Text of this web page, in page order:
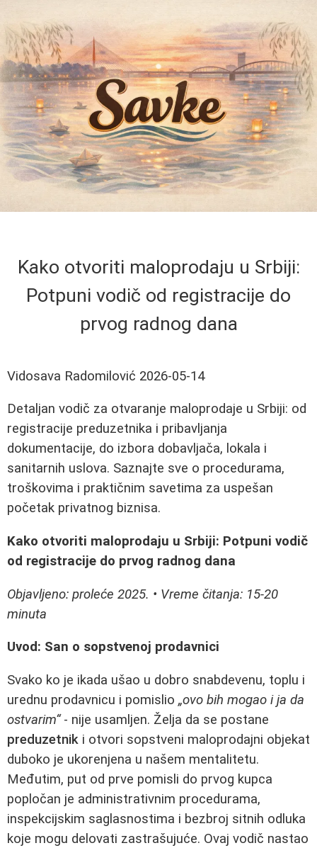
Kako otvoriti maloprodaju u Srbiji:
Potpuni vodič od registracije do
prvog radnog dana
Vidosava Radomilović 2026-05-14
Detaljan vodič za otvaranje maloprodaje u Srbiji: od
registracije preduzetnika i pribavljanja
dokumentacije, do izbora dobavljača, lokala i
sanitarnih uslova. Saznajte sve o procedurama,
troškovima i praktičnim savetima za uspešan
početak privatnog biznisa.
Kako otvoriti maloprodaju u Srbiji: Potpuni vodič
od registracije do prvog radnog dana
Objavljeno: proleće 2025. • Vreme čitanja: 15-20
minuta
Uvod: San o sopstvenoj prodavnici
Svako ko je ikada ušao u dobro snabdevenu, toplu i
urednu prodavnicu i pomislio „ovo bih mogao i ja da
ostvarim“- nije usamljen. Želja da se postane
preduzetnik i otvori sopstveni maloprodajni objekat
duboko je ukorenjena u našem mentalitetu.
Međutim, put od prve pomisli do prvog kupca
popločan je administrativnim procedurama,
inspekcijskim saglasnostima i bezbroj sitnih odluka
koje mogu delovati zastrašujuće. Ovaj vodič nastao